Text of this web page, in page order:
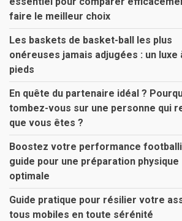
faire le meilleur choix
Les baskets de basket-ball les plus
onéreuses jamais adjugées : un luxe
pieds
En quête du partenaire idéal ?
tombez-vous sur une personne qui
que vous êtes ?
Boostez votre performance
guide pour une préparation physique
optimale
Guide pratique pour résilier votre
tous mobiles en toute sérénité